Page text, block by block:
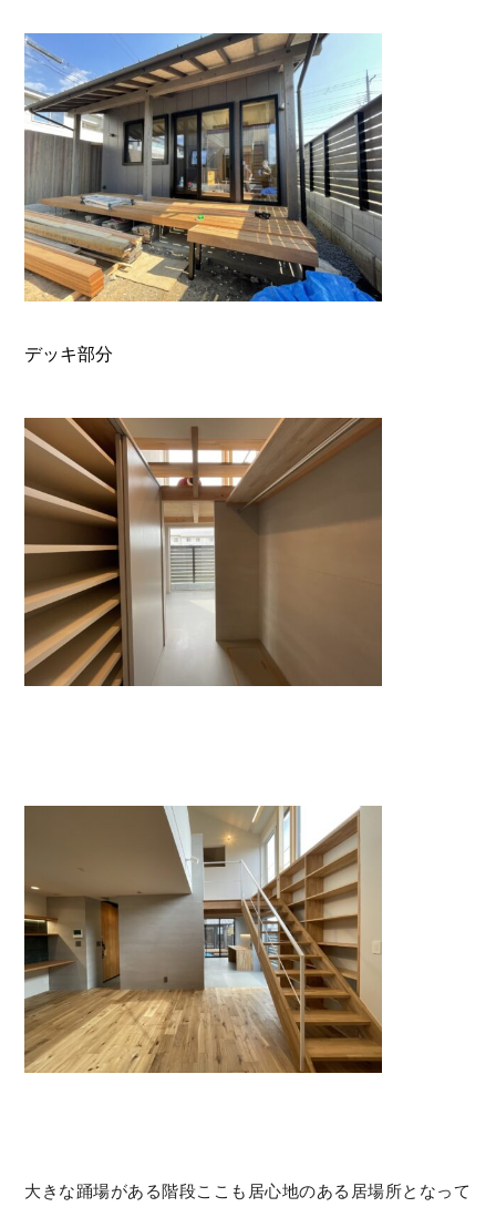
デッキ部分
大きな踊場がある階段ここも居心地のある居場所となって